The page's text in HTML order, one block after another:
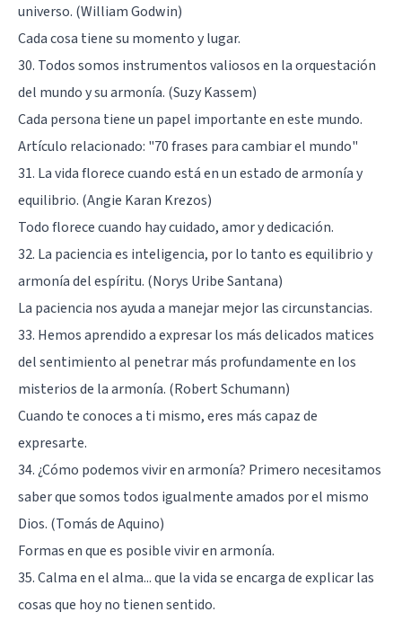
universo. (William Godwin)
Cada cosa tiene su momento y lugar.
30. Todos somos instrumentos valiosos en la orquestación
del mundo y su armonía. (Suzy Kassem)
Cada persona tiene un papel importante en este mundo.
Artículo relacionado: "70 frases para cambiar el mundo"
31. La vida florece cuando está en un estado de armonía y
equilibrio. (Angie Karan Krezos)
Todo florece cuando hay cuidado, amor y dedicación.
32. La paciencia es inteligencia, por lo tanto es equilibrio y
armonía del espíritu. (Norys Uribe Santana)
La paciencia nos ayuda a manejar mejor las circunstancias.
33. Hemos aprendido a expresar los más delicados matices
del sentimiento al penetrar más profundamente en los
misterios de la armonía. (Robert Schumann)
Cuando te conoces a ti mismo, eres más capaz de
expresarte.
34. ¿Cómo podemos vivir en armonía? Primero necesitamos
saber que somos todos igualmente amados por el mismo
Dios. (Tomás de Aquino)
Formas en que es posible vivir en armonía.
35. Calma en el alma... que la vida se encarga de explicar las
cosas que hoy no tienen sentido.